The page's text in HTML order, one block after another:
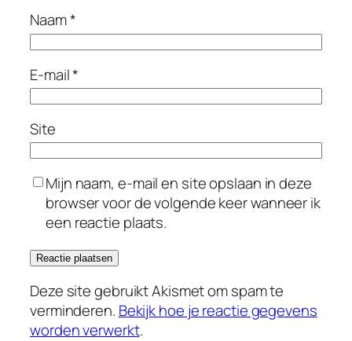
Naam*
E-mail*
Site
Mijn naam, e-mail en site opslaan in deze
browser voor de volgende keer wanneer ik
een reactie plaats.
Deze site gebruikt Akismet om spam te
verminderen. Bekijk hoe je reactie gegevens
worden verwerkt.